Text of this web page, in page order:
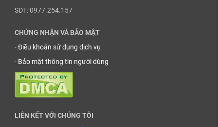
SĐT: 0977.254.157
CHỨNG NHẬN VÀ BẢO MẬT
-Điều khoản sử dụng dịch vụ
- Bảo mật thông tin người dùng
LIÊN KẾT VỚI CHÚNG TÔI